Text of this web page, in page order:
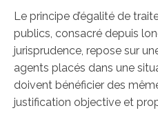
Le principe d’égalité de
publics, consacré depuis
jurisprudence, repose sur
agents placés dans une
doivent bénéficier des
justification objective et